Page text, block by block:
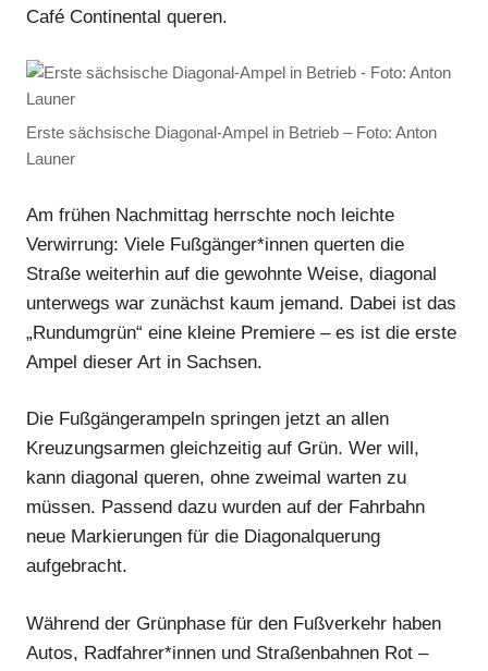
Café Continental queren.
Erste sächsische Diagonal-Ampel in Betrieb – Foto: Anton
Launer
Am frühen Nachmittag herrschte noch leichte
Verwirrung: Viele Fußgänger*innen querten die
Straße weiterhin auf die gewohnte Weise, diagonal
unterwegs war zunächst kaum jemand. Dabei ist das
„Rundumgrün“ eine kleine Premiere – es ist die erste
Ampel dieser Art in Sachsen.
Die Fußgängerampeln springen jetzt an allen
Kreuzungsarmen gleichzeitig auf Grün. Wer will,
kann diagonal queren, ohne zweimal warten zu
müssen. Passend dazu wurden auf der Fahrbahn
neue Markierungen für die Diagonalquerung
aufgebracht.
Während der Grünphase für den Fußverkehr haben
Autos, Radfahrer*innen und Straßenbahnen Rot –